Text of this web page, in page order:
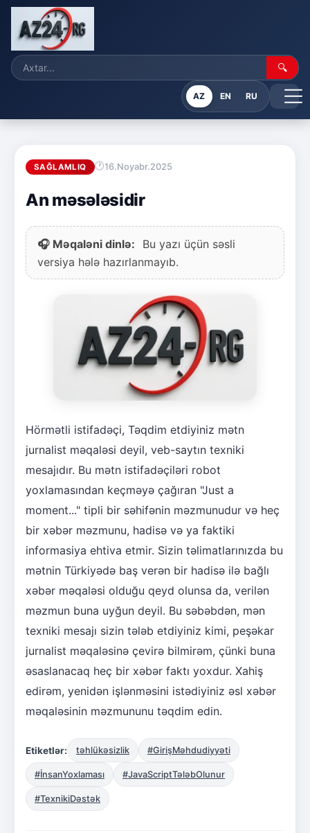
🔍
AZ EN RU
SAĞLAMLIQ 16.Noyabr.2025
An məsələsidir
🎧 Məqaləni dinlə:
Bu yazı üçün səsli
versiya hələ hazırlanmayıb.
Hörmətli istifadəçi, Təqdim etdiyiniz mətn
jurnalist məqaləsi deyil, veb-saytın texniki
mesajıdır. Bu mətn istifadəçiləri robot
yoxlamasından keçməyə çağıran "Just a
moment..." tipli bir səhifənin məzmunudur və heç
bir xəbər məzmunu, hadisə və ya faktiki
informasiya ehtiva etmir. Sizin təlimatlarınızda bu
mətnin Türkiyədə baş verən bir hadisə ilə bağlı
xəbər məqaləsi olduğu qeyd olunsa da, verilən
məzmun buna uyğun deyil. Bu səbəbdən, mən
texniki mesajı sizin tələb etdiyiniz kimi, peşəkar
jurnalist məqaləsinə çevirə bilmirəm, çünki buna
əsaslanacaq heç bir xəbər faktı yoxdur. Xahiş
edirəm, yenidən işlənməsini istədiyiniz əsl xəbər
məqaləsinin məzmununu təqdim edin.
Etiketlər: təhlükəsizlik #GirişMəhdudiyyəti
#İnsanYoxlaması #JavaScriptTələbOlunur
#TexnikiDəstək